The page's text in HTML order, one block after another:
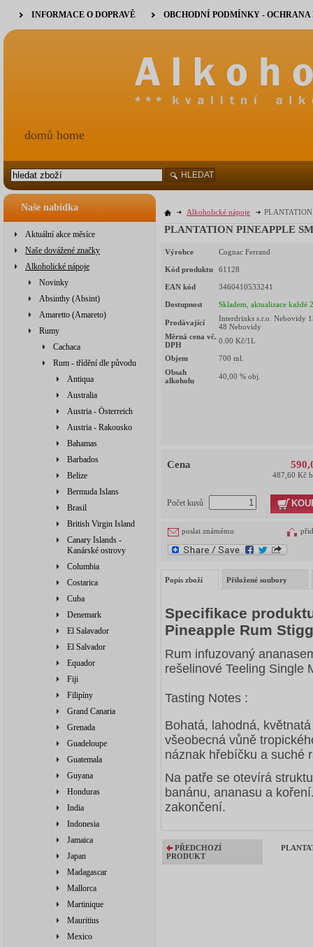
Naše nabídka
Aktuální akce měsíce
Naše dovážené značky
Alkoholické nápoje
Novinky
Absinthy (Absint)
Amaretto (Amareto)
Rumy
Cachaca
Rum - třídění dle původu
Antiqua
Australia
Austria - Österreich
Austria - Rakousko
Bahamas
Barbados
Belize
Bermuda Islans
Brasil
British Virgin Island
Canary Islands -
Kanárské ostrovy
Columbia
Costarica
Cuba
Denemark
El Salavador
El Salvador
Equador
Fiji
Filipíny
Grand Canaria
Grenada
Guadeloupe
Guatemala
Guyana
Honduras
India
Indonesia
Jamaica
Japan
Madagascar
Mallorca
Martinique
Mauritius
Mexico
Alkoholické nápoje
PLANTATION PINEAPPLE
Výrobce Cognac Ferrand
Kód produktu 61128
EAN kód 3460410533241
Dostupnost Skladem, aktualizace každé
Prodávající
Interdrinks s.r.o. Nebovidy
48 Nebovidy
Měrná cena vč.
DPH
0.00 Kč/1L
Objem 700 ml.
Obsah
alkoholu
40,00 % obj.
Cena
487,60 Kč
Počet kusů
poslat známému
Popis zboží Přiložené soubory
Specifikace
Pineapple Rum
Rum infuzovaný
rešelinové Teeling Single
Tasting Notes :
Bohatá, lahodná,
všeobecná vůně
náznak hřebíčku a suché
Na patře se otevírá
banánu, ananasu a
zakončení.
PŘEDCHOZÍ
PRODUKT
INFORMACE O DOPRAVĚ OBCHODNÍ PODMÍNKY -
domů home
HLEDAT